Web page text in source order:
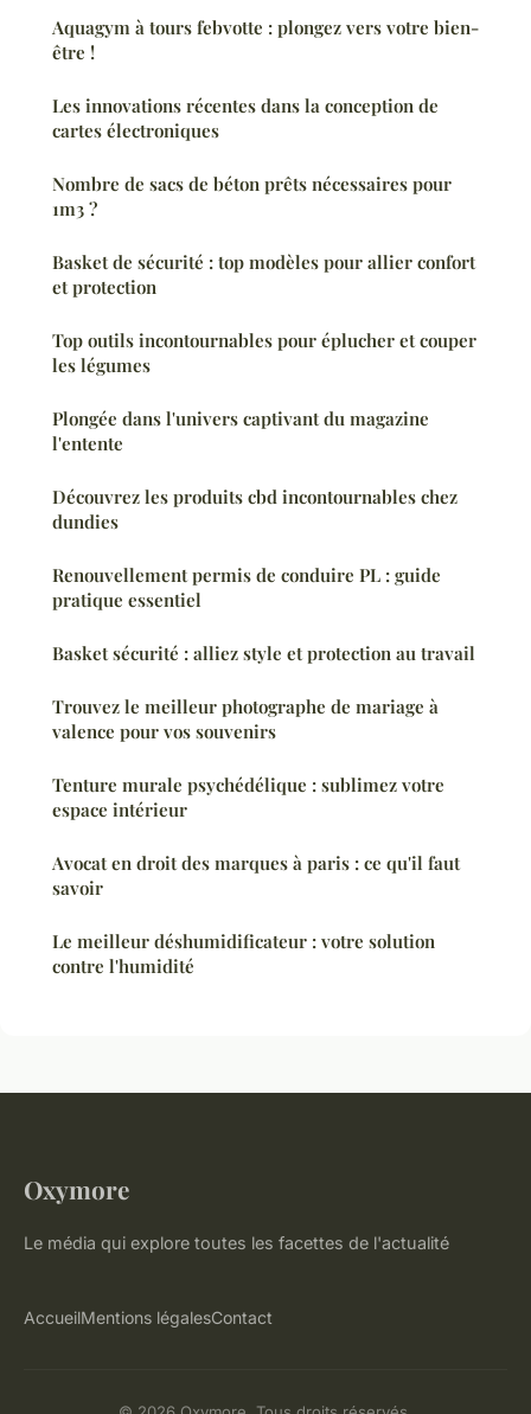
Aquagym à tours febvotte : plongez vers votre bien-
être !
Les innovations récentes dans la conception de
cartes électroniques
Nombre de sacs de béton prêts nécessaires pour
1m3 ?
Basket de sécurité : top modèles pour allier confort
et protection
Top outils incontournables pour éplucher et couper
les légumes
Plongée dans l'univers captivant du magazine
l'entente
Découvrez les produits cbd incontournables chez
dundies
Renouvellement permis de conduire PL : guide
pratique essentiel
Basket sécurité : alliez style et protection au travail
Trouvez le meilleur photographe de mariage à
valence pour vos souvenirs
Tenture murale psychédélique : sublimez votre
espace intérieur
Avocat en droit des marques à paris : ce qu'il faut
savoir
Le meilleur déshumidificateur : votre solution
contre l'humidité
Oxymore
Le média qui explore toutes les facettes de l'actualité
AccueilMentions légalesContact